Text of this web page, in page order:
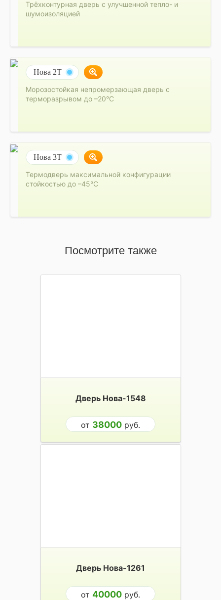
Трёхконтурная дверь с улучшенной тепло- и
шумоизоляцией
Нова 2Т
Морозостойкая непромерзающая дверь с
терморазрывом до –20°C
Нова 3Т
Термодверь максимальной конфигурации
стойкостью до –45°C
Посмотрите также
Дверь Нова-1548
от 38000 руб.
Дверь Нова-1261
от 40000 руб.